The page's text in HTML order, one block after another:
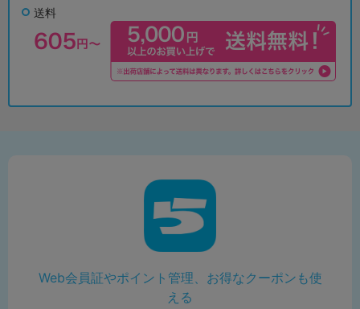
送料
Web会員証やポイント管理、お得なクーポンも使
える